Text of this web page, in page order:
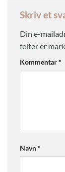
Skriv et
Din e-
felter er
Kommentar*
Navn*